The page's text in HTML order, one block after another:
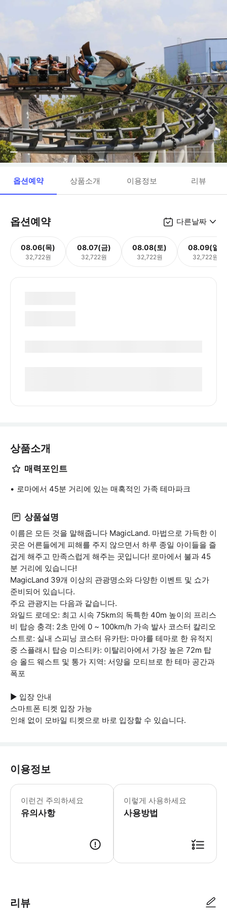
옵션예약 상품소개 이용정보 리뷰
옵션예약 다른날짜
08.06(목)
32,722원
08.07(금)
32,722원
08.08(토)
32,722원
08.09(일)
32,722원
상품소개
매력포인트
로마에서 45분 거리에 있는 매혹적인 가족 테마파크
상품설명
이름은 모든 것을 말해줍니다 MagicLand. 마법으로 가득한 이
곳은 어른들에게 피해를 주지 않으면서 하루 종일 아이들을 즐
겁게 해주고 만족스럽게 해주는 곳입니다! 로마에서 불과 45
분 거리에 있습니다!
MagicLand 39개 이상의 관광명소와 다양한 이벤트 및 쇼가
준비되어 있습니다.
주요 관광지는 다음과 같습니다.
와일드 로데오: 최고 시속 75km의 독특한 40m 높이의 프리스
비 탑승 충격: 2초 만에 0 ~ 100km/h 가속 발사 코스터 칼리오
스트로: 실내 스피닝 코스터 유카탄: 마야를 테마로 한 유적지
중 스플래시 탑승 미스티카: 이탈리아에서 가장 높은 72m 탑
승 올드 웨스트 및 통가 지역: 서양을 모티브로 한 테마 공간과
폭포
▶ 입장 안내
스마트폰 티켓 입장 가능
인쇄 없이 모바일 티켓으로 바로 입장할 수 있습니다.
이용정보
이런건 주의하세요
유의사항
▶ 꼭 알아두세요 * 현장에서 유료 주
이렇게 사용하세요
사용방법
리뷰